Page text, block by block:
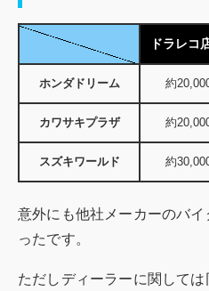
ドラレコ
ホンダドリーム 約
カワサキプラザ 約
スズキワールド 約
意外にも他社メーカーのバ
ったです。
ただしディーラーに関して